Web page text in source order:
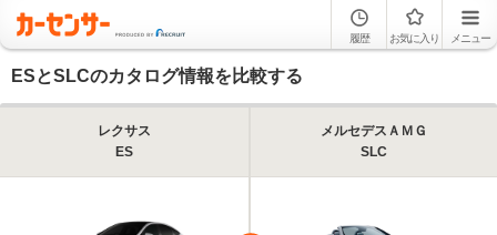
履歴 お気に入り メニュー
ESとSLCのカタログ情報を比較する
レクサス
ES
メルセデスＡＭＧ
SLC